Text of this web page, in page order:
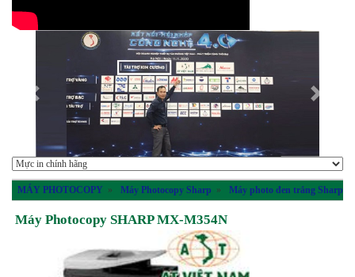
Previous Next
MÁY PHOTOCOPY » Máy Photocopy Sharp » Máy photo đen trắng Sharp
Máy Photocopy SHARP MX-M354N